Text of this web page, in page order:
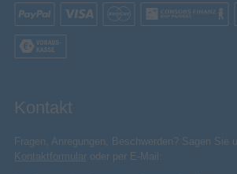
Kontakt
Fragen, Anregungen, Beschwerden? Sagen Sie
Kontaktformular oder per E-Mail: